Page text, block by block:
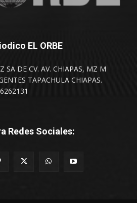
EL ORBE
SA DE CV. AV. CHIAPAS, MZ M
TAPACHULA CHIAPAS.
Redes Sociales: